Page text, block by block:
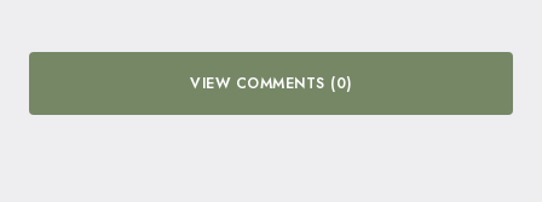
VIEW COMMENTS (0)